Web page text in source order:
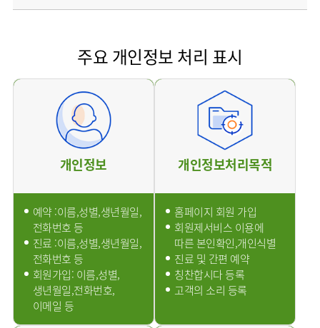
주요 개인정보 처리 표시
개인정보
예약 :이름,성별,생년월일,
전화번호 등
진료 :이름,성별,생년월일,
전화번호 등
회원가입: 이름,성별,
생년월일,전화번호,
이메일 등
개인정보처리목적
홈페이지 회원 가입
회원제서비스 이용에
따른 본인확인,개인식별
진료 및 간편 예약
칭찬합시다 등록
고객의 소리 등록